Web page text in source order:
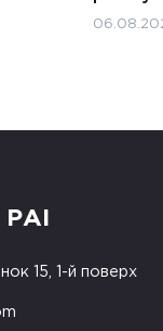
15, 1-й поверх